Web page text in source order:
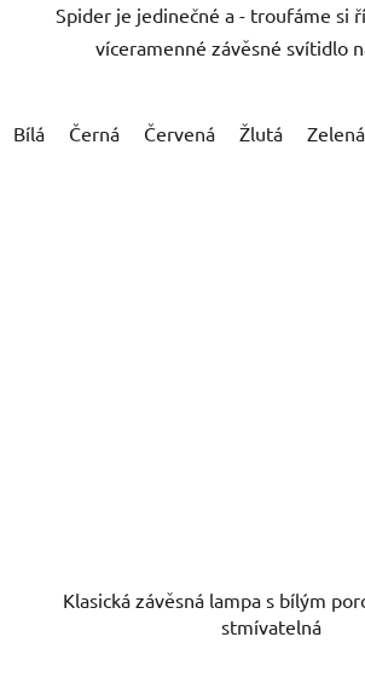
Spider je jedinečné a - troufáme si
víceramenné závěsné svítidlo
Bílá Černá Červená Žlutá Zelená
Klasická závěsná lampa s bílým
stmívatelná